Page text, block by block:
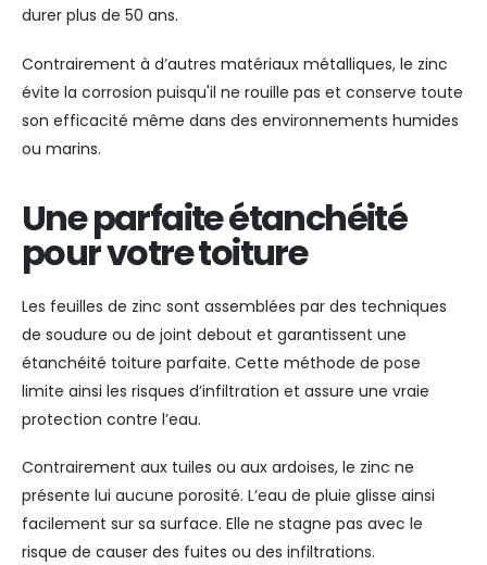
durer plus de 50 ans.
Contrairement à d’autres matériaux métalliques, le zinc
évite la corrosion puisqu'il ne rouille pas et conserve toute
son efficacité même dans des environnements humides
ou marins.
Une parfaite étanchéité
pour votre toiture
Les feuilles de zinc sont assemblées par des techniques
de soudure ou de joint debout et garantissent une
étanchéité toiture parfaite. Cette méthode de pose
limite ainsi les risques d’infiltration et assure une vraie
protection contre l’eau.
Contrairement aux tuiles ou aux ardoises, le zinc ne
présente lui aucune porosité. L’eau de pluie glisse ainsi
facilement sur sa surface. Elle ne stagne pas avec le
risque de causer des fuites ou des infiltrations.